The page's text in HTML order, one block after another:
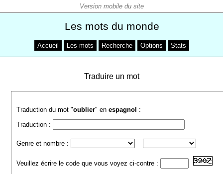
Les mots du monde
Accueil Les mots Recherche Options Stats
Traduire un mot
Traduction du mot "oublier" enespagnol :
Traduction :
Genre et nombre :
Veuillez écrire le code que vous voyez ci-contre :